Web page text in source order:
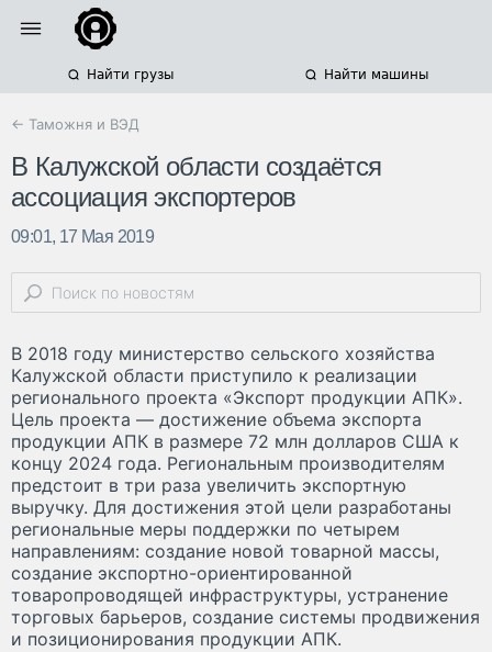
Найти грузы Найти машины
← Таможня и ВЭД
В Калужской области создаётся
ассоциация экспортеров
09:01, 17 Мая 2019
В 2018 году министерство сельского хозяйства
Калужской области приступило к реализации
регионального проекта «Экспорт продукции АПК».
Цель проекта — достижение объема экспорта
продукции АПК в размере 72 млн долларов США к
концу 2024 года. Региональным производителям
предстоит в три раза увеличить экспортную
выручку. Для достижения этой цели разработаны
региональные меры поддержки по четырем
направлениям: создание новой товарной массы,
создание экспортно-ориентированной
товаропроводящей инфраструктуры, устранение
торговых барьеров, создание системы продвижения
и позиционирования продукции АПК.